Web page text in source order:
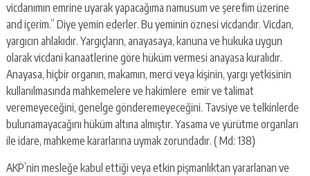
vicdanımın emrine uyarak yapacağıma namusum ve şerefim üzerine
and içerim.” Diye yemin ederler. Bu yeminin öznesi vicdandır. Vicdan,
yargıcın ahlakıdır. Yargıçların, anayasaya, kanuna ve hukuka uygun
olarak vicdani kanaatlerine göre hüküm vermesi anayasa kuralıdır.
Anayasa, hiçbir organın, makamın, merci veya kişinin, yargı yetkisinin
kullanılmasında mahkemelere ve hakimlere emir ve talimat
veremeyeceğini, genelge gönderemeyeceğini. Tavsiye ve telkinlerde
bulunamayacağını hüküm altına almıştır. Yasama ve yürütme organları
ile idare, mahkeme kararlarına uymak zorundadır. ( Md: 138)
AKP’nin mesleğe kabul ettiği veya etkin pişmanlıktan yararlanan ve